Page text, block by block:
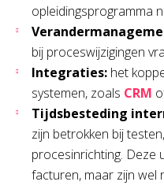
opleidingsprogramma
bij proceswijzigingen
Integraties: het
systemen, zoals CRM
Tijdsbesteding
zijn betrokken bij
procesinrichting. Deze
facturen, maar zijn wel